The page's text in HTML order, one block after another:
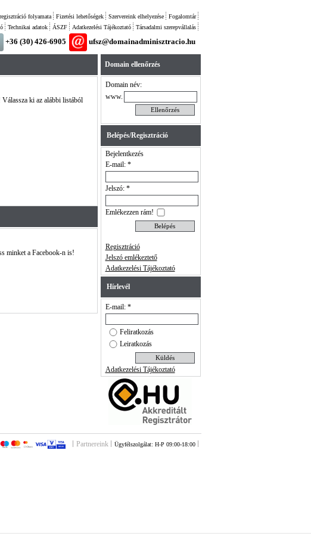
Fogalomtár
Szervereink elhelyezése
Fizetési lehetőségek
folyamata
Társadalmi szerepvállalás
Adatkezelési Tájékoztató
ÁSZF
Technikai adatok
+36 (30) 426-6905 ufsz@domainadminisztracio.hu
ki az alábbi listából
minket a Facebook-n is!
Domain ellenőrzés
Domain név:
www.
Belépés/Regisztráció
Bejelentkezés
E-mail: *
Jelszó: *
Emlékezzen rám!
Regisztráció
Jelszó emlékeztető
Adatkezelési Tájékoztató
Hírlevél
E-mail: *
Feliratkozás
Leiratkozás
Adatkezelési Tájékoztató
Partnereink Ügyfélszolgálat: H-P 09:00-18:00